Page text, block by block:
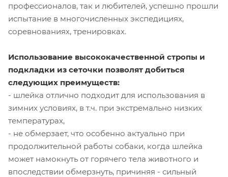
профессионалов, так и любителей, успешно прошли
испытание в многочисленных экспедициях,
соревнованиях, тренировках.
Использование высококачественной стропы и
подкладки из сеточки позволят добиться
следующих преимуществ:
- шлейка отлично подходит для использования в
зимних условиях, в т.ч. при экстремально низких
температурах,
- не обмерзает, что особенно актуально при
продолжительной работы собаки, когда шлейка
может намокнуть от горячего тела животного и
впоследствии обмерзнуть, причиняя - сильный